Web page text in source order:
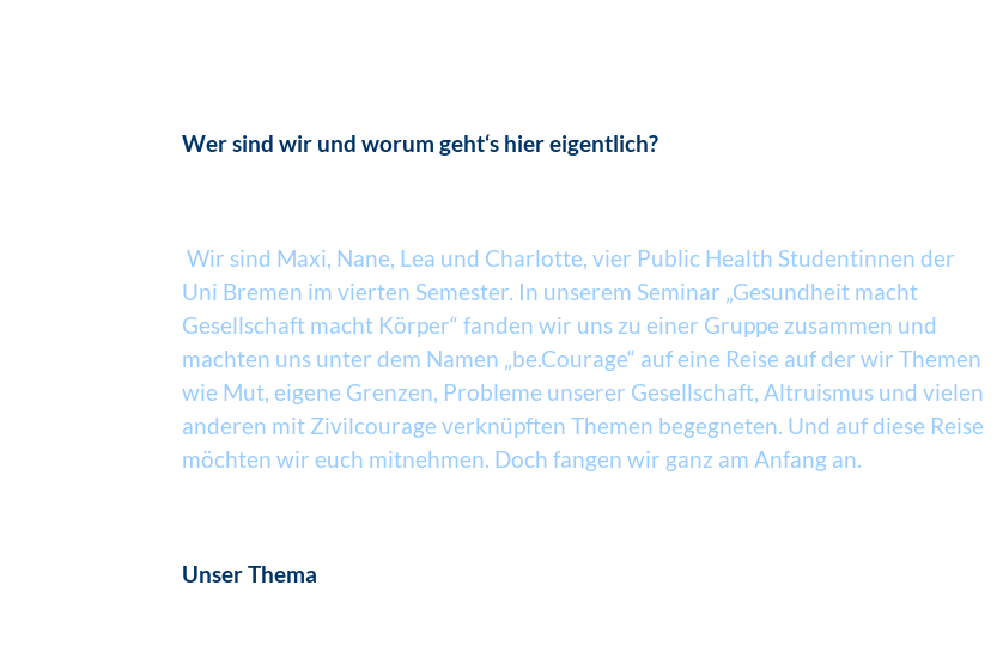
Wer sind wir und worum geht‘s hier eigentlich?
Wir sind Maxi, Nane, Lea und Charlotte, vier Public Health Studentinnen der
Uni Bremen im vierten Semester. In unserem Seminar „Gesundheit macht
Gesellschaft macht Körper“ fanden wir uns zu einer Gruppe zusammen und
machten uns unter dem Namen „be.Courage“ auf eine Reise auf der wir Themen
wie Mut, eigene Grenzen, Probleme unserer Gesellschaft, Altruismus und vielen
anderen mit Zivilcourage verknüpften Themen begegneten. Und auf diese Reise
möchten wir euch mitnehmen. Doch fangen wir ganz am Anfang an.
Unser Thema